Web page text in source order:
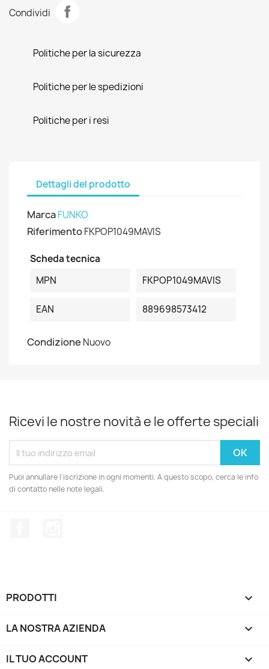
Condividi
Politiche per la sicurezza
Politiche per le spedizioni
Politiche per i resi
Dettagli del prodotto
MarcaFUNKO
RiferimentoFKPOP1049MAVIS
Scheda tecnica
MPN
FKPOP1049MAVIS
EAN 889698573412
Condizione Nuovo
Ricevi le nostre novità e le offerte speciali
Puoi annullare l'iscrizione in ogni momenti. A questo scopo, cerca le info
di contatto nelle note legali.
PRODOTTI 
LA NOSTRA AZIENDA 
IL TUO ACCOUNT 